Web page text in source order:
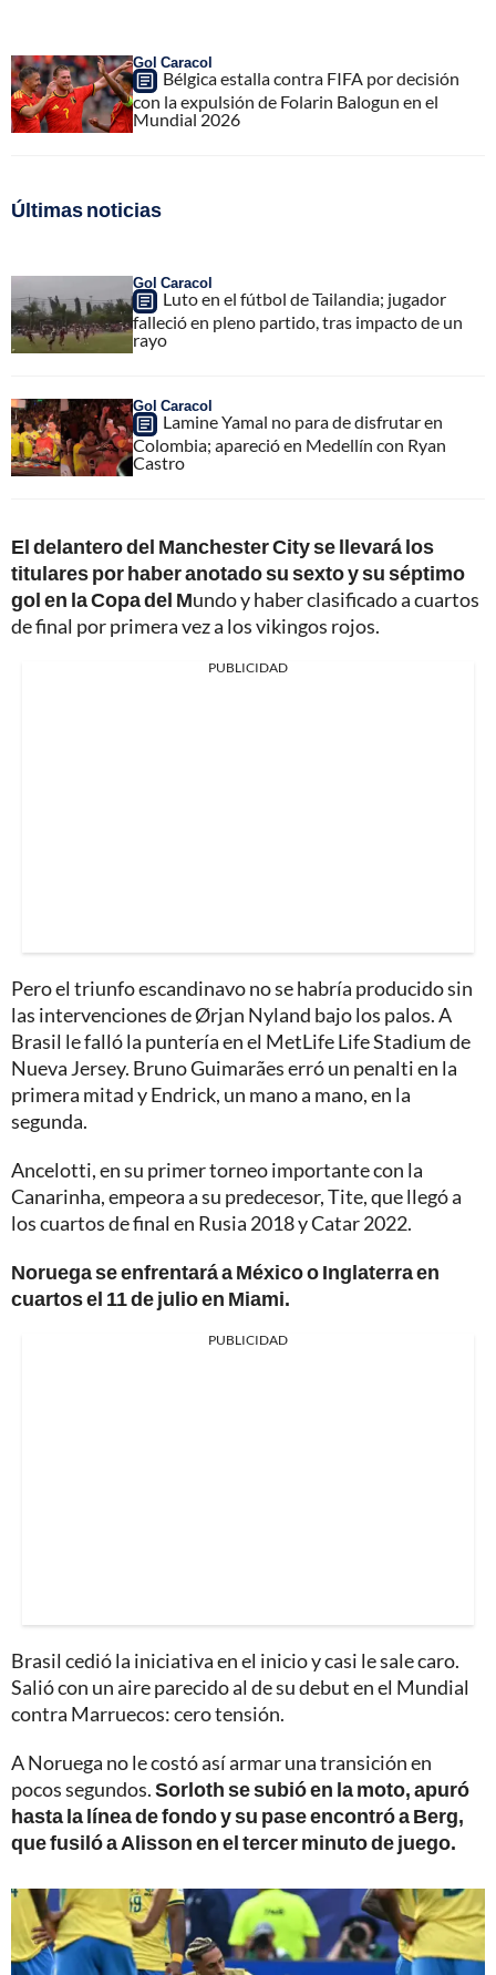
Gol Caracol
Bélgica estalla contra FIFA por decisión
con la expulsión de Folarin Balogun en el
Mundial 2026
Últimas noticias
Gol Caracol
Luto en el fútbol de Tailandia; jugador
falleció en pleno partido, tras impacto de un
rayo
Gol Caracol
Lamine Yamal no para de disfrutar en
Colombia; apareció en Medellín con Ryan
Castro
El delantero del Manchester City se llevará los
titulares por haber anotado su sexto y su séptimo
gol en la Copa del Mundo y haber clasificado a cuartos
de final por primera vez a los vikingos rojos.
PUBLICIDAD
Pero el triunfo escandinavo no se habría producido sin
las intervenciones de Ørjan Nyland bajo los palos. A
Brasil le falló la puntería en el MetLife Life Stadium de
Nueva Jersey. Bruno Guimarães erró un penalti en la
primera mitad y Endrick, un mano a mano, en la
segunda.
Ancelotti, en su primer torneo importante con la
Canarinha, empeora a su predecesor, Tite, que llegó a
los cuartos de final en Rusia 2018 y Catar 2022.
Noruega se enfrentará a México o Inglaterra en
cuartos el 11 de julio en Miami.
PUBLICIDAD
Brasil cedió la iniciativa en el inicio y casi le sale caro.
Salió con un aire parecido al de su debut en el Mundial
contra Marruecos: cero tensión.
A Noruega no le costó así armar una transición en
pocos segundos.Sorloth se subió en la moto, apuró
hasta la línea de fondo y su pase encontró a Berg,
que fusiló a Alisson en el tercer minuto de juego.